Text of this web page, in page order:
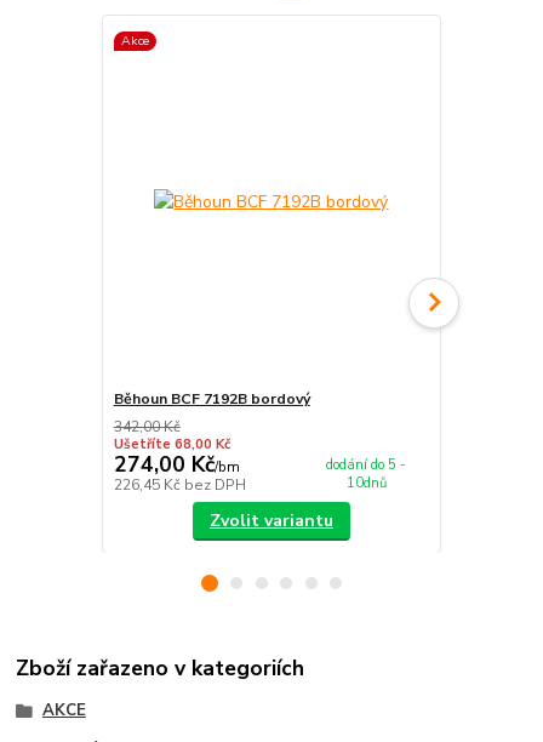
Akce
Běhoun BCF 7192B bordový
342,00 Kč
Ušetříte 68,00 Kč
274,00 Kč/bm
226,45 Kč bez DPH
dodání do 5 -
10dnů
Zvolit variantu
Zboží zařazeno v kategoriích
AKCE